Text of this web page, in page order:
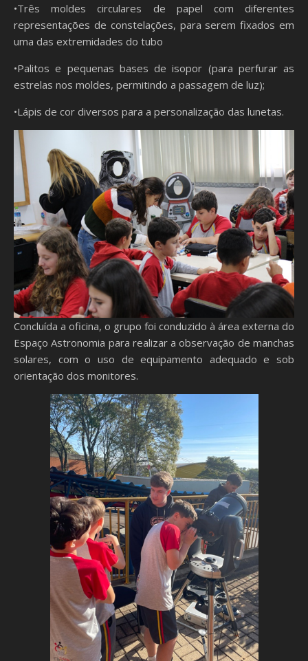
•Três moldes circulares de papel com diferentes
representações de constelações, para serem fixados em
uma das extremidades do tubo
•Palitos e pequenas bases de isopor (para perfurar as
estrelas nos moldes, permitindo a passagem de luz);
•Lápis de cor diversos para a personalização das lunetas.
Concluída a oficina, o grupo foi conduzido à área externa do
Espaço Astronomia para realizar a observação de manchas
solares, com o uso de equipamento adequado e sob
orientação dos monitores.